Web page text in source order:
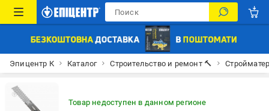
Эпицентр К Каталог Строительство и ремонт 🔨
Товар недоступен в данном регионе